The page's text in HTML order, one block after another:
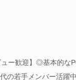
ュー歓迎】◎基本的な
の若手メンバー活躍中